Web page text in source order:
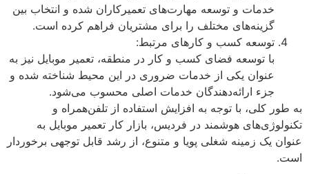
خدمات و توسعه مهارت‌های تعمیرکاران شده و انتخاب بین
گزینه‌های مختلف را برای مشتریان فراهم کرده است.
توسعه کسب و کارهای مرتبط:
با توسعه فضای کسب و کار در منطقه، تعمیر موبایل نیز به
عنوان یکی از خدمات ضروری در این محیط شناخته شده و
جزء ارائه‌دهندگان خدمات اصلی محسوب می‌شود.
به طور کلی، با توجه به افزایش استفاده از تلفن‌همراه و
تکنولوژی‌های هوشمند در فردیس، بازار کار تعمیر موبایل به
عنوان یک زمینه شغلی پویا و متنوع، از رشد قابل توجهی برخوردار
است.